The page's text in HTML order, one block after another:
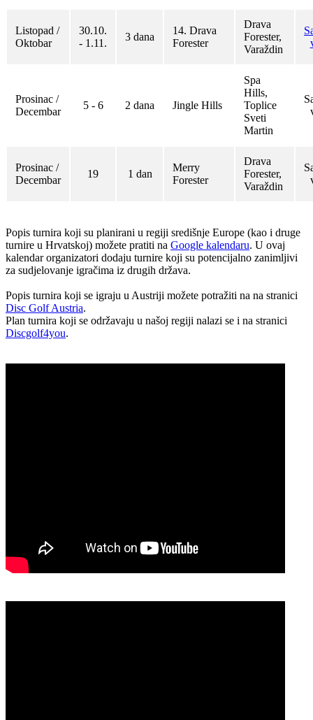
Listopad /
Oktobar
30.10.
- 1.11.
3 dana
14. Drava
Forester
Drava
Forester,
Varaždin
Prosinac /
Decembar
5 - 6 2 dana Jingle Hills
Spa
Hills,
Toplice
Sveti
Martin
Prosinac /
Decembar
19 1 dan
Merry
Forester
Drava
Forester,
Varaždin
Popis turnira koji su planirani u regiji središnje Europe (kao i druge
turnire u Hrvatskoj) možete pratiti na Google kalendaru. U ovaj
kalendar organizatori dodaju turnire koji su potencijalno zanimljivi
za sudjelovanje igračima iz drugih država.
Popis turnira koji se igraju u Austriji možete potražiti na na stranici
Disc Golf Austria.
Plan turnira koji se održavaju u našoj regiji nalazi se i na stranici
Discgolf4you.